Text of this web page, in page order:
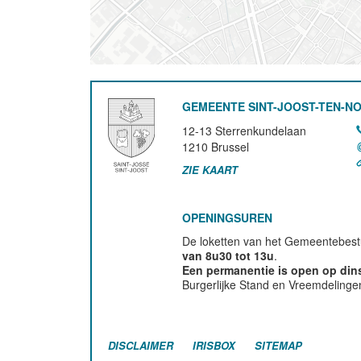
GEMEENTE SINT-JOOST-TEN-
12-13 Sterrenkundelaan
1210 Brussel
ZIE KAART
OPENINGSUREN
De loketten van het
van 8u30 tot 13u.
Een permanentie is open op
Burgerlijke Stand en
DISCLAIMER IRISBOX SITEMAP